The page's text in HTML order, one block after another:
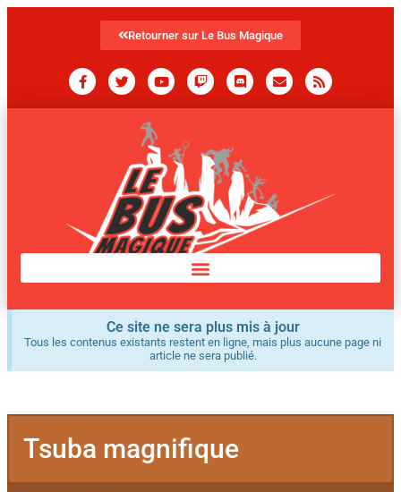
Retourner sur Le Bus Magique
Ce site ne sera plus mis à jour
Tous les contenus existants restent en ligne, mais plus aucune page ni
article ne sera publié.
Tsuba magnifique